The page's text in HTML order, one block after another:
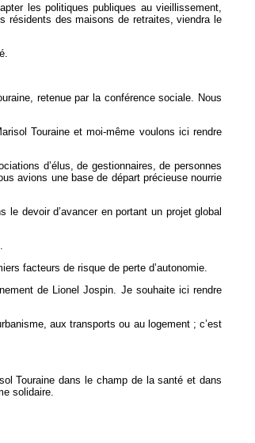
les politiques publiques au vieillissement,
résidents des maisons de retraites, viendra le
retenue par la conférence sociale.
Nous
Touraine et moi-même voulons ici rendre
d’élus, de gestionnaires, de personnes
avions une base de départ précieuse nourrie
devoir d’avancer en portant un projet global
facteurs de risque de perte d’autonomie.
de Lionel Jospin. Je souhaite ici rendre
aux transports ou au logement ; c’est
Touraine dans le champ de la santé et dans
solidaire.